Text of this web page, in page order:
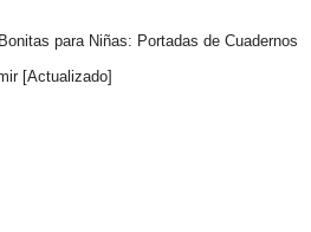
para Niñas: Portadas de Cuadernos
[Actualizado]